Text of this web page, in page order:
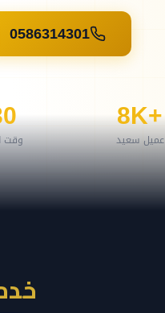
0586314301
+8K
عميل سعيد وقت